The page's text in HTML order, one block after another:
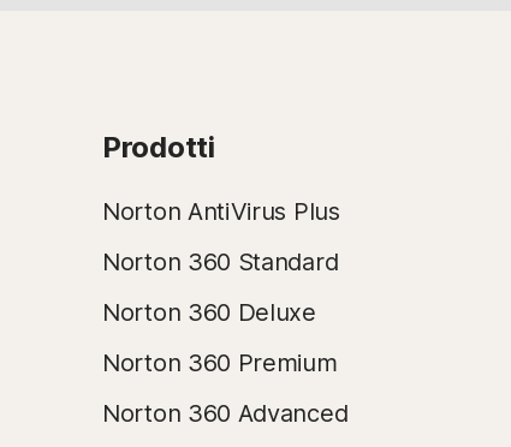
Prodotti
Norton AntiVirus Plus
Norton 360 Standard
Norton 360 Deluxe
Norton 360 Premium
Norton 360 Advanced